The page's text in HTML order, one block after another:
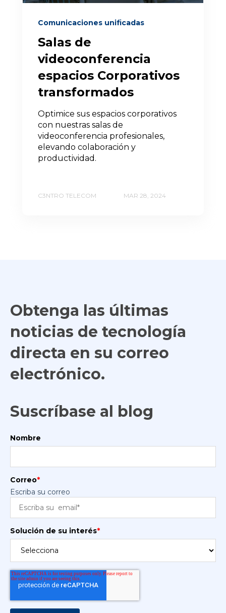
Comunicaciones unificadas
Salas de
videoconferencia
espacios Corporativos
transformados
Optimice sus espacios corporativos
con nuestras salas de
videoconferencia profesionales,
elevando colaboración y
productividad.
C3NTRO TELECOM MAR 28, 2024
Obtenga las últimas
noticias de tecnología
directa en su correo
electrónico.
Suscríbase al blog
Nombre
Correo*
Escriba su correo
Solución de su interés*